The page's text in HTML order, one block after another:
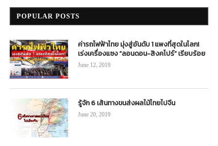
POPULAR POSTS
ค่ารถไฟฟ้าไทย มุ่งสู่อันดับ 1 แพงที่สุดในโลก!
เร่งเครื่องแซง “ลอนดอน-สิงคโปร์” เรียบร้อย
June 12, 2019
รู้จัก 6 เส้นทางขนส่งผลไม้ไทยไปจีน
June 20, 2019